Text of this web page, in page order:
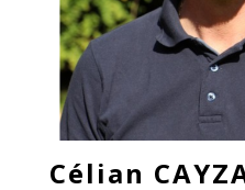
Célian